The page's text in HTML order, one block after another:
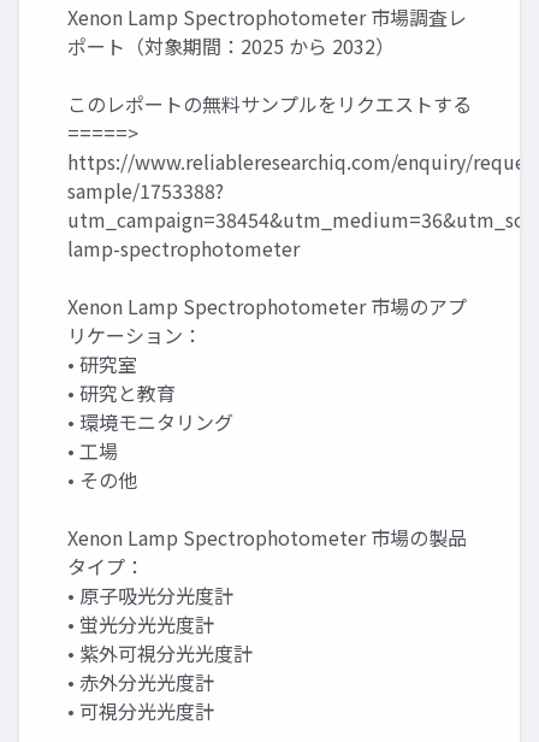
Xenon Lamp Spectrophotometer 市場調査レ
ポート（対象期間：2025 から 2032）
このレポートの無料サンプルをリクエストする
=====>
https://www.reliableresearchiq.com/enquiry/
sample/1753388?
lamp-spectrophotometer
Xenon Lamp Spectrophotometer 市場のアプ
リケーション：
• 研究室
• 研究と教育
• 環境モニタリング
• 工場
• その他
Xenon Lamp Spectrophotometer 市場の製品
タイプ：
• 原子吸光分光度計
• 蛍光分光光度計
• 紫外可視分光光度計
• 赤外分光光度計
• 可視分光光度計